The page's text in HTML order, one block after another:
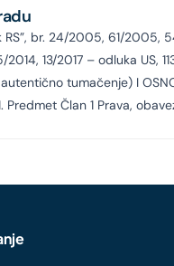
RS”, br. 24/2005, 61/2005,
13/2017 – odluka US,
tumačenje) I
Predmet Član 1 Prava,